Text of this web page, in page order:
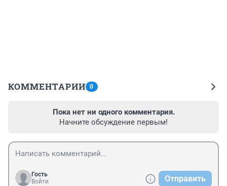
КОММЕНТАРИИ 0
Пока нет ни одного комментария.
Начните обсуждение первым!
Гость
Войти
Отправить